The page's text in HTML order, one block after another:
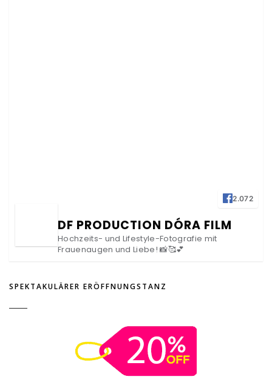
2.072
DF PRODUCTION DÓRA FILM
Hochzeits- und Lifestyle-Fotografie mit
Frauenaugen und Liebe! 📸🥰💕
SPEKTAKULÄRER ERÖFFNUNGSTANZ